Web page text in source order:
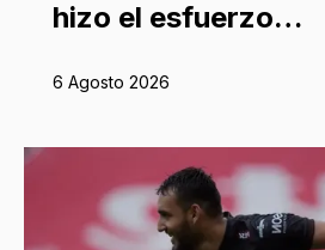
hizo el esfuerzo…
6 Agosto 2026